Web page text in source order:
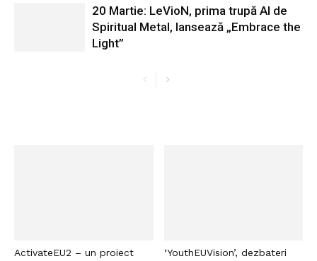
20 Martie: LeVioN, prima trupă AI de
Spiritual Metal, lansează „Embrace the
Light”
ActivateEU2 – un proiect
‘YouthEUVision’, dezbateri